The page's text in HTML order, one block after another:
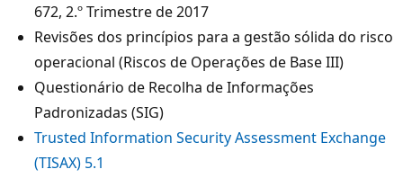
672, 2.º Trimestre de 2017
Revisões dos princípios para a gestão sólida do risco
operacional (Riscos de Operações de Base III)
Questionário de Recolha de Informações
Padronizadas (SIG)
Trusted Information Security Assessment Exchange
(TISAX) 5.1